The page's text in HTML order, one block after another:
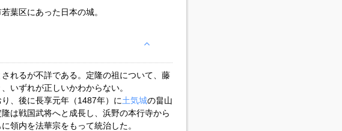
葉区にあった日本の城。
れるが不詳である。定隆の祖について、藤
いずれが正しいかわからない。
、後に長享元年（1487年）に土気城の畠山
は戦国武将へと成長し、浜野の本行寺から
領内を法華宗をもって統治した。